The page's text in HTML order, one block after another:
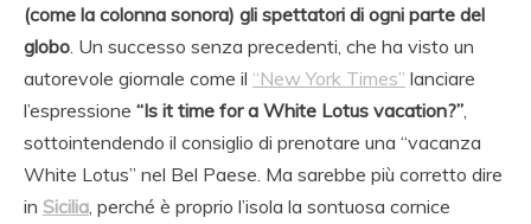
(come la colonna sonora) gli spettatori di ogni parte del
globo . Un successo senza precedenti, che ha visto un
autorevole giornale come il “New York Times” lanciare
l’espressione “Is it time for a White Lotus vacation?”
sottointendendo il consiglio di prenotare una “vacanza
White Lotus” nel Bel Paese. Ma sarebbe più corretto dire
in Sicilia , perché è proprio l’isola la sontuosa cornice